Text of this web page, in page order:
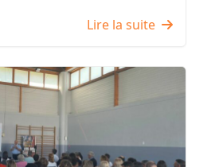
Lire la suite